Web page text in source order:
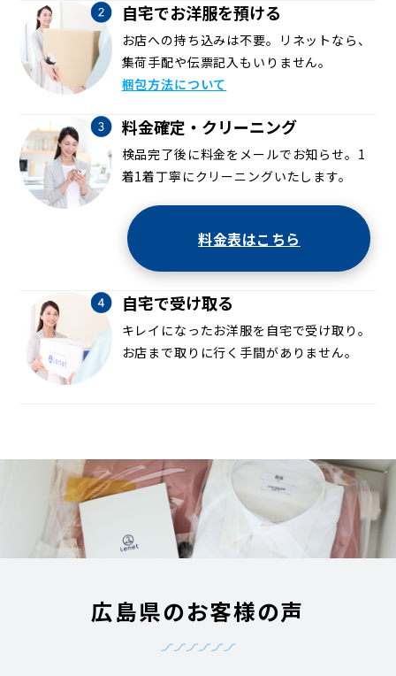
自宅でお洋服を預ける
お店への持ち込みは不要。リネットなら、
集荷手配や伝票記入もいりません。
梱包方法について
料金確定・クリーニング
検品完了後に料金をメールでお知らせ。1
着1着丁寧にクリーニングいたします。
料金表はこちら
自宅で受け取る
キレイになったお洋服を自宅で受け取り。
お店まで取りに行く手間がありません。
広島県のお客様の声